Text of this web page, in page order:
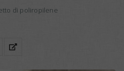
di poliropilene